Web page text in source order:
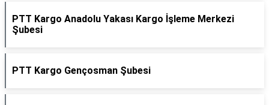
PTT Kargo Anadolu Yakası Kargo İşleme Merkezi
Şubesi
PTT Kargo Gençosman Şubesi